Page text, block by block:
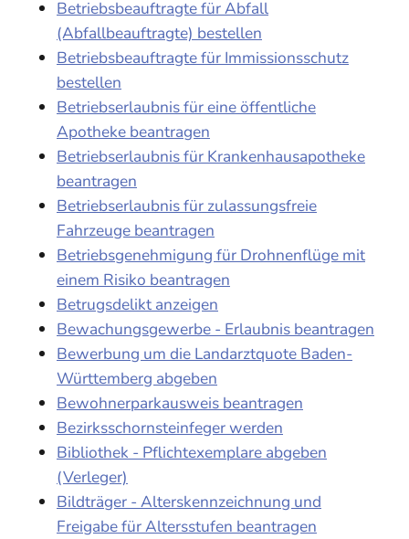
Betriebsbeauftragte für Abfall
(Abfallbeauftragte) bestellen
Betriebsbeauftragte für Immissionsschutz
bestellen
Betriebserlaubnis für eine öffentliche
Apotheke beantragen
Betriebserlaubnis für Krankenhausapotheke
beantragen
Betriebserlaubnis für zulassungsfreie
Fahrzeuge beantragen
Betriebsgenehmigung für Drohnenflüge mit
einem Risiko beantragen
Betrugsdelikt anzeigen
Bewachungsgewerbe - Erlaubnis beantragen
Bewerbung um die Landarztquote Baden-
Württemberg abgeben
Bewohnerparkausweis beantragen
Bezirksschornsteinfeger werden
Bibliothek - Pflichtexemplare abgeben
(Verleger)
Bildträger - Alterskennzeichnung und
Freigabe für Altersstufen beantragen